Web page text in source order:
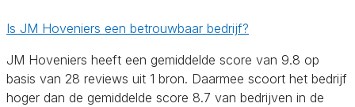
Is JM Hoveniers een betrouwbaar bedrijf?
JM Hoveniers heeft een gemiddelde score van 9.8 op
basis van 28 reviews uit 1 bron. Daarmee scoort het bedrijf
hoger dan de gemiddelde score 8.7 van bedrijven in de